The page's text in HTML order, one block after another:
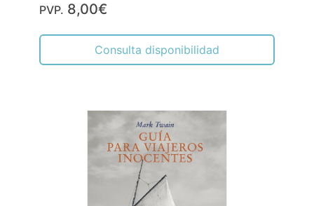
PVP. 8,00€
Consulta disponibilidad